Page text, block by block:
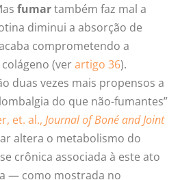
fumartambém faz mal a
diminui a absorção de
comprometendo a
(verartigo 36).
duas vezes mais propensos a
do que não-fumantes”
et. al.,Journal of Boné and Joint
altera o metabolismo do
crônica associada à este ato
— como mostrada no